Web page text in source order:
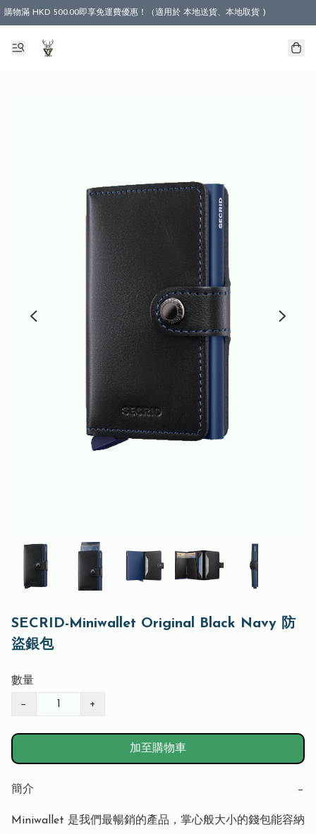
購物滿 HKD 500.00即享免運費優惠！（適用於 本地送貨、本地取貨 )
SECRID-Miniwallet Original Black Navy 防
盜銀包
數量
− +
加至購物車
簡介 −
Miniwallet 是我們最暢銷的產品，掌心般大小的錢包能容納